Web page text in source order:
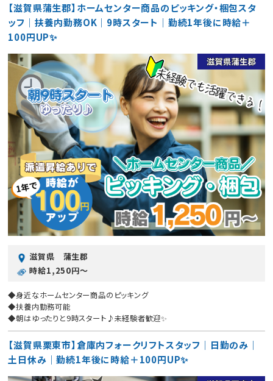
【滋賀県蒲生郡】ホームセンター商品のピッキング・梱包スタ
ッフ｜扶養内勤務OK｜9時スタート｜勤続1年後に時給＋
100円UP✨
滋賀県 蒲生郡
時給1,250円〜
◆身近なホームセンター商品のピッキング
◆扶養内勤務可能
◆朝はゆったりと9時スタート♪未経験者歓迎✨
【滋賀県栗東市】倉庫内フォークリフトスタッフ｜日勤のみ｜
土日休み｜勤続1年後に時給＋100円UP✨